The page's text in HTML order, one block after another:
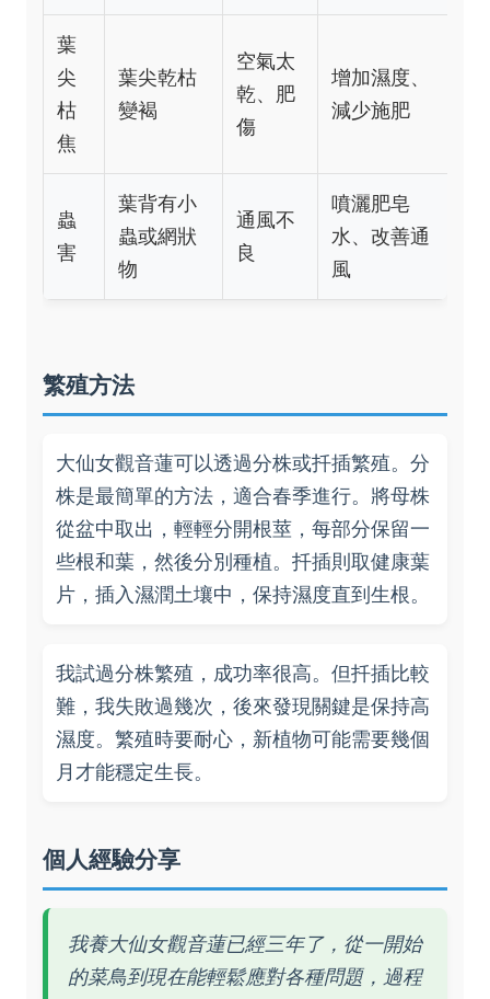
葉
尖
枯
焦
葉尖乾枯
變褐
空氣太
乾、肥
傷
增加濕度、
減少施肥
蟲
害
葉背有小
蟲或網狀
物
通風不
良
噴灑肥皂
水、改善通
風
繁殖方法
大仙女觀音蓮可以透過分株或扦插繁殖。分
株是最簡單的方法，適合春季進行。將母株
從盆中取出，輕輕分開根莖，每部分保留一
些根和葉，然後分別種植。扦插則取健康葉
片，插入濕潤土壤中，保持濕度直到生根。
我試過分株繁殖，成功率很高。但扦插比較
難，我失敗過幾次，後來發現關鍵是保持高
濕度。繁殖時要耐心，新植物可能需要幾個
月才能穩定生長。
個人經驗分享
我養大仙女觀音蓮已經三年了，從一開始
的菜鳥到現在能輕鬆應對各種問題，過程